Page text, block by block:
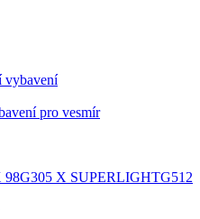
vybavení
pro vesmír
98G305 X SUPERLIGHTG512